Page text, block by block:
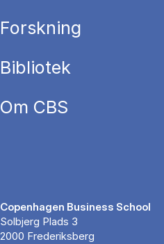
Forskning
Bibliotek
Om CBS
Copenhagen Business School
Solbjerg Plads 3
2000 Frederiksberg